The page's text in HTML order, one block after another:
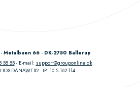
Metalbuen 66 - DK-2750 Ballerup
55 55 E-mail: support@grouponline.dk
DANAWEB2 IP: 10.5.162.114